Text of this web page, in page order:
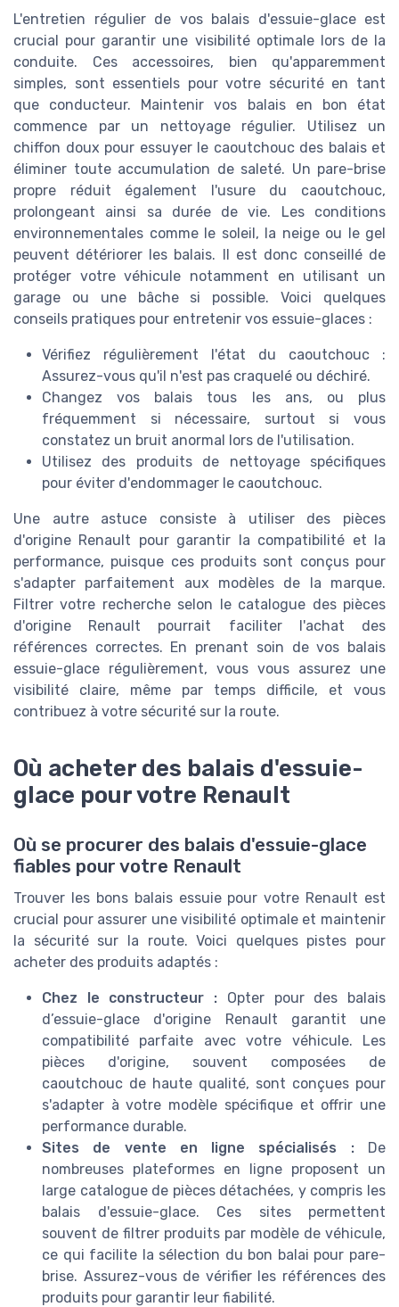
L'entretien régulier de vos balais d'essuie-glace est
crucial pour garantir une visibilité optimale lors de la
conduite. Ces accessoires, bien qu'apparemment
simples, sont essentiels pour votre sécurité en tant
que conducteur. Maintenir vos balais en bon état
commence par un nettoyage régulier. Utilisez un
chiffon doux pour essuyer le caoutchouc des balais et
éliminer toute accumulation de saleté. Un pare-brise
propre réduit également l'usure du caoutchouc,
prolongeant ainsi sa durée de vie. Les conditions
environnementales comme le soleil, la neige ou le gel
peuvent détériorer les balais. Il est donc conseillé de
protéger votre véhicule notamment en utilisant un
garage ou une bâche si possible. Voici quelques
conseils pratiques pour entretenir vos essuie-glaces :
Vérifiez régulièrement l'état du caoutchouc :
Assurez-vous qu'il n'est pas craquelé ou déchiré.
Changez vos balais tous les ans, ou plus
fréquemment si nécessaire, surtout si vous
constatez un bruit anormal lors de l'utilisation.
Utilisez des produits de nettoyage spécifiques
pour éviter d'endommager le caoutchouc.
Une autre astuce consiste à utiliser des pièces
d'origine Renault pour garantir la compatibilité et la
performance, puisque ces produits sont conçus pour
s'adapter parfaitement aux modèles de la marque.
Filtrer votre recherche selon le catalogue des pièces
d'origine Renault pourrait faciliter l'achat des
références correctes. En prenant soin de vos balais
essuie-glace régulièrement, vous vous assurez une
visibilité claire, même par temps difficile, et vous
contribuez à votre sécurité sur la route.
Où acheter des balais d'essuie-
glace pour votre Renault
Où se procurer des balais d'essuie-glace
fiables pour votre Renault
Trouver les bons balais essuie pour votre Renault est
crucial pour assurer une visibilité optimale et maintenir
la sécurité sur la route. Voici quelques pistes pour
acheter des produits adaptés :
Chez le constructeur : Opter pour des balais
d’essuie-glace d'origine Renault garantit une
compatibilité parfaite avec votre véhicule. Les
pièces d'origine, souvent composées de
caoutchouc de haute qualité, sont conçues pour
s'adapter à votre modèle spécifique et offrir une
performance durable.
Sites de vente en ligne spécialisés :De
nombreuses plateformes en ligne proposent un
large catalogue de pièces détachées, y compris les
balais d'essuie-glace. Ces sites permettent
souvent de filtrer produits par modèle de véhicule,
ce qui facilite la sélection du bon balai pour pare-
brise. Assurez-vous de vérifier les références des
produits pour garantir leur fiabilité.